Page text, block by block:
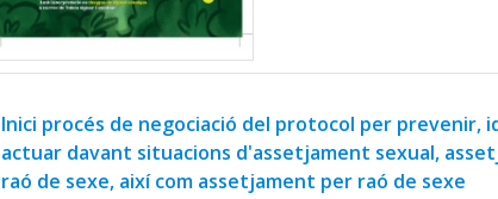
Inici procés de negociació del protocol per prevenir,
actuar davant situacions d'assetjament sexual,
raó de sexe, així com assetjament per raó de sexe